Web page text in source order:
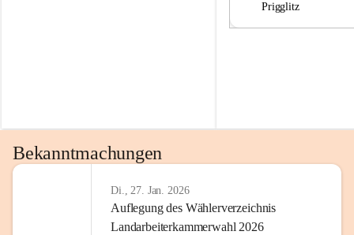
Prigglitz
Bekanntmachungen
Di., 27. Jan. 2026
Auflegung des Wählerverzeichnis
Landarbeiterkammerwahl 2026